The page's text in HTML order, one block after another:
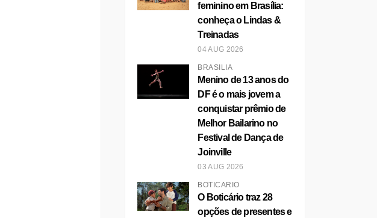
feminino em Brasília:
conheça o Lindas &
Treinadas
04 AUG 2026
BRASÍLIA
Menino de 13 anos do
DF é o mais jovem a
conquistar prêmio de
Melhor Bailarino no
Festival de Dança de
Joinville
03 AUG 2026
BOTICÁRIO
O Boticário traz 28
opções de presentes e